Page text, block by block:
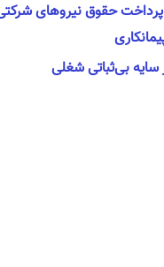
حقوق نیروهای
سایه بی‌ثباتی شغلی